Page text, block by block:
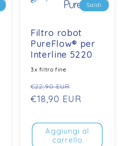
Saldi
Filtro robot
PureFlow® per
Interline 5220
3x filtro fine
Prezzo
normale
€22,90 EUR
di
€18,90 EUR
Aggiungi al
carrello